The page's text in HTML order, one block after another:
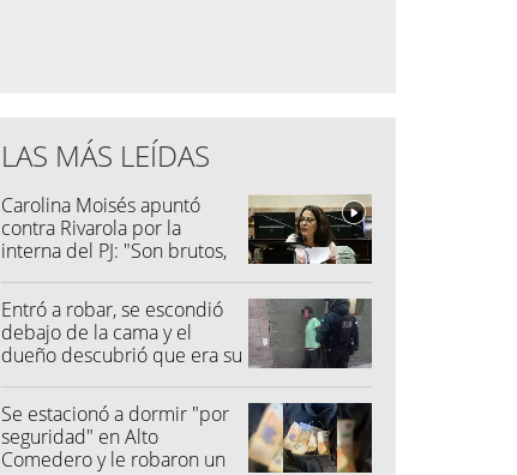
LAS MÁS LEÍDAS
Carolina Moisés apuntó
contra Rivarola por la
interna del PJ: "Son brutos,
Entró a robar, se escondió
debajo de la cama y el
dueño descubrió que era su
Se estacionó a dormir "por
seguridad" en Alto
Comedero y le robaron un